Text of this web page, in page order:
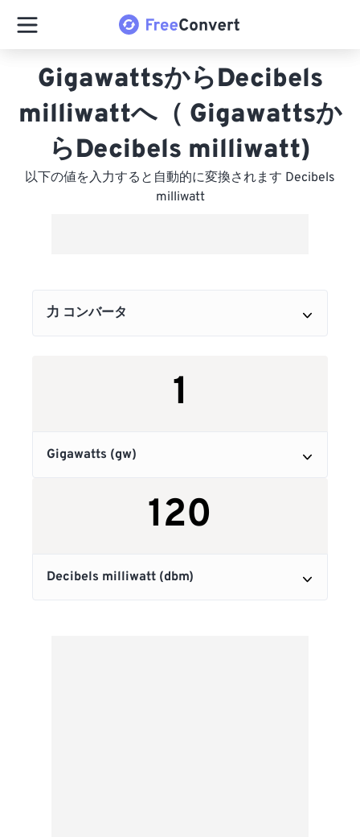
GigawattsからDecibels
milliwattへ（ Gigawattsか
らDecibels milliwatt)
以下の値を入力すると自動的に変換されます Decibels
milliwatt